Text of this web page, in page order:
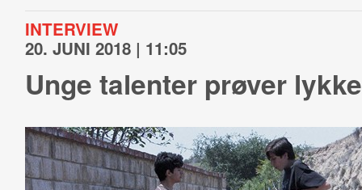
INTERVIEW
20. JUNI 2018 | 11:05
Unge talenter prøver